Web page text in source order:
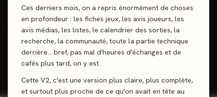
Ces derniers mois, on a repris énormément de choses
en profondeur : les fiches jeux, les avis joueurs, les
avis médias, les listes, le calendrier des sorties, la
recherche, la communauté, toute la partie technique
derrière… bref, pas mal d'heures d'échanges et de
cafés plus tard, on y est.
Cette V2, c'est une version plus claire, plus complète,
et surtout plus proche de ce qu'on avait en tête au
Rôles Cachés
Observation Association d'idées
J'ai joué Envie de jouer Wishlist
Donner mon avis